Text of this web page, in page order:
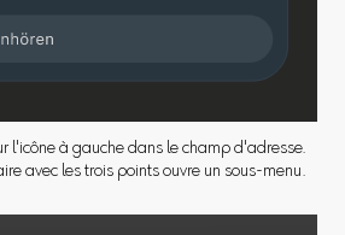
l'icône à gauche dans le champ d'adresse.
avec les trois points ouvre un sous-menu.